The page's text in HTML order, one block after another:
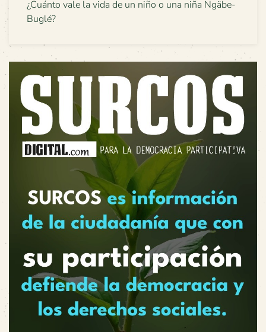
¿Cuánto vale la vida de un niño o una niña Ngäbe-
Buglé?